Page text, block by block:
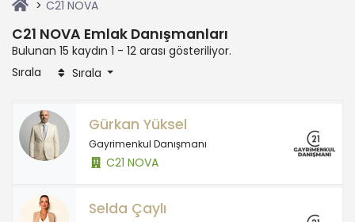
C21 NOVA
C21 NOVA Emlak Danışmanları
Bulunan 15 kaydın 1 - 12 arası gösteriliyor.
Sırala
Sırala
Gürkan Yüksel
Gayrimenkul Danışmanı
C21 NOVA
Selda Çaylı